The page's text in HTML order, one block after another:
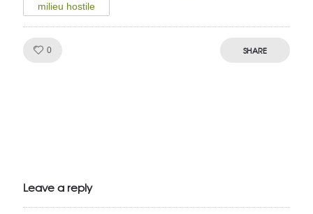
milieu hostile
0 SHARE
Leave a reply